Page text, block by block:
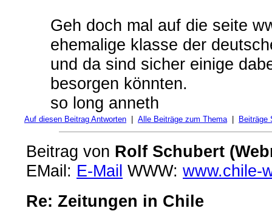
Geh doch mal auf die seite
ehemalige klasse der
und da sind sicher einige
besorgen könnten.
so long anneth
Auf diesen Beitrag Antworten Alle Beiträge zum Thema| Beiträge
Beitrag von Rolf Schubert
EMail: E-Mail WWW: www.chile-
Re: Zeitungen in Chile